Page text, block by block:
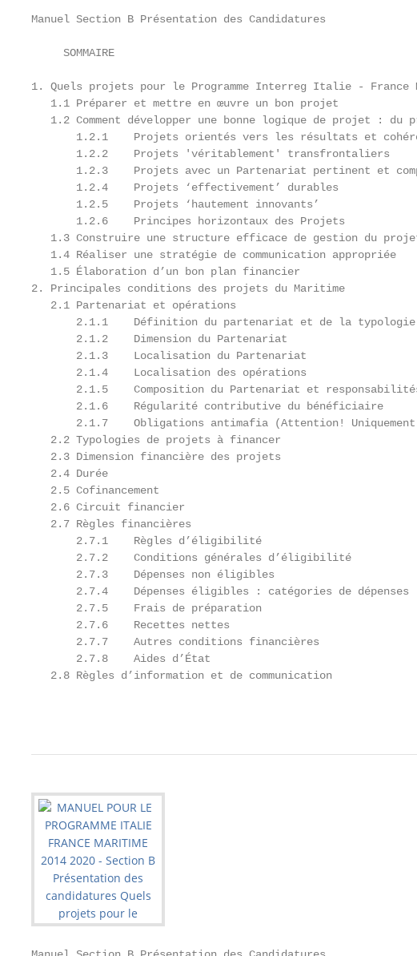
Manuel Section B Présentation des Candidatures
     SOMMAIRE
1. Quels projets pour le Programme Interreg Italie -
1.1 Préparer et mettre en œuvre un bon projet
1.2 Comment développer une bonne logique de projet : du
1.2.1    Projets orientés vers les résultats et
1.2.2    Projets 'véritablement' transfrontaliers
1.2.3    Projets avec un Partenariat pertinent et
1.2.4    Projets ‘effectivement’ durables
1.2.5    Projets ‘hautement innovants’
1.2.6    Principes horizontaux des Projets
1.3 Construire une structure efficace de gestion du
1.4 Réaliser une stratégie de communication appropriée
1.5 Élaboration d’un bon plan financier
2. Principales conditions des projets du
2.1 Partenariat et opérations
2.1.1    Définition du partenariat et de la
2.1.2    Dimension du Partenariat
2.1.3    Localisation du Partenariat
2.1.4    Localisation des opérations
2.1.5    Composition du Partenariat et
2.1.6    Régularité contributive du bénéficiaire
2.1.7    Obligations antimafia (Attention!
2.2 Typologies de projets à financer
2.3 Dimension financière des projets
2.4 Durée
2.5 Cofinancement
2.6 Circuit financier
2.7 Règles financières
2.7.1    Règles d’éligibilité
2.7.2    Conditions générales d’éligibilité
2.7.3    Dépenses non éligibles
2.7.4    Dépenses éligibles : catégories de dépenses
2.7.5    Frais de préparation
2.7.6    Recettes nettes
2.7.7    Autres conditions financières
2.7.8    Aides d’État
2.8 Règles d’information et de communication